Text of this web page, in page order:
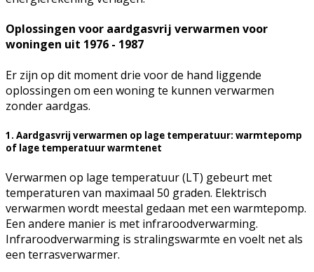
Oplossingen voor aardgasvrij verwarmen voor
woningen uit 1976 - 1987
Er zijn op dit moment drie voor de hand liggende
oplossingen om een woning te kunnen verwarmen
zonder aardgas.
1. Aardgasvrij verwarmen op lage temperatuur: warmtepomp
of lage temperatuur warmtenet
Verwarmen op lage temperatuur (LT) gebeurt met
temperaturen van maximaal 50 graden. Elektrisch
verwarmen wordt meestal gedaan met een warmtepomp.
Een andere manier is met infraroodverwarming.
Infraroodverwarming is stralingswarmte en voelt net als
een terrasverwarmer.